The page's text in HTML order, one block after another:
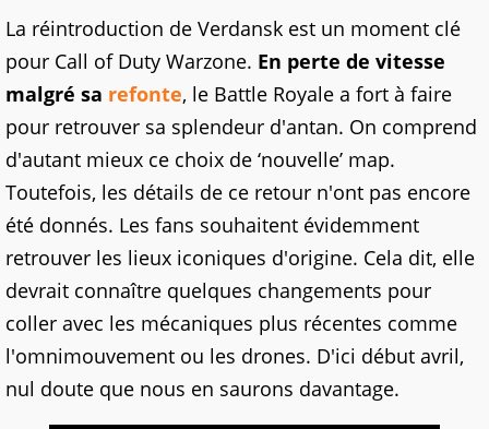
La réintroduction de Verdansk est un moment clé
pour Call of Duty Warzone. En perte de vitesse
malgré sa refonte, le Battle Royale a fort à faire
pour retrouver sa splendeur d'antan. On comprend
d'autant mieux ce choix de ‘nouvelle’ map.
Toutefois, les détails de ce retour n'ont pas encore
été donnés. Les fans souhaitent évidemment
retrouver les lieux iconiques d'origine. Cela dit, elle
devrait connaître quelques changements pour
coller avec les mécaniques plus récentes comme
l'omnimouvement ou les drones. D'ici début avril,
nul doute que nous en saurons davantage.